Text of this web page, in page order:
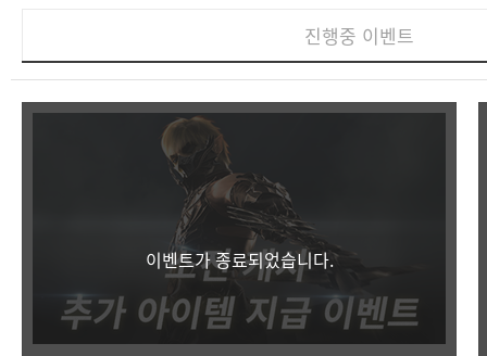
진행중 이벤트
이벤트가 종료되었습니다.